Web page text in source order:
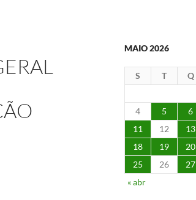
MAIO 2026
S T Q
4
5 6
11
12 13
18
19 20
25
26 27
« abr